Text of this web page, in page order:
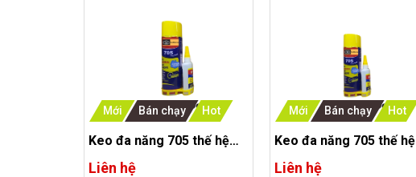
Mới Bán chạy Hot
Keo đa năng 705 thế hệ
mới-hộp 24lon/200ml
Liên hệ
Mới Bán chạy Hot
Keo đa năng 705 thế hệ
mới-hộp 24lon/100ml
Liên hệ